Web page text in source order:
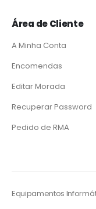
Área de Cliente
A Minha Conta
Encomendas
Editar Morada
Recuperar Password
Pedido de RMA
Equipamentos